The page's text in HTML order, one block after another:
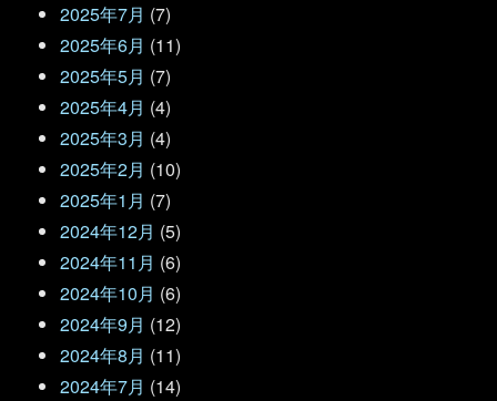
2025年7月 (7)
2025年6月 (11)
2025年5月 (7)
2025年4月 (4)
2025年3月 (4)
2025年2月 (10)
2025年1月 (7)
2024年12月 (5)
2024年11月 (6)
2024年10月 (6)
2024年9月 (12)
2024年8月 (11)
2024年7月 (14)